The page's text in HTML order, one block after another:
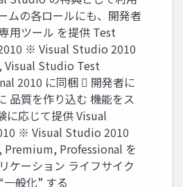
ムの各ロールにも、開発者
用ツール を提供 Test
※ Visual Studio 2010
Studio Test
2010 に同梱  開発者に
品質を作り込む 機能をス
に応じて提供 Visual
※ Visual Studio 2010
Professional を
ケーション ライフサイク
一般化” する